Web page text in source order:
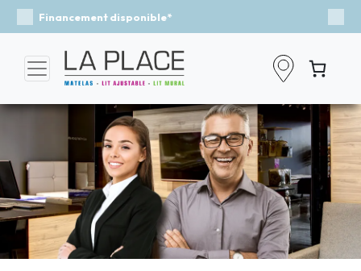
Événement - Un vent de fraîcheur
Previous